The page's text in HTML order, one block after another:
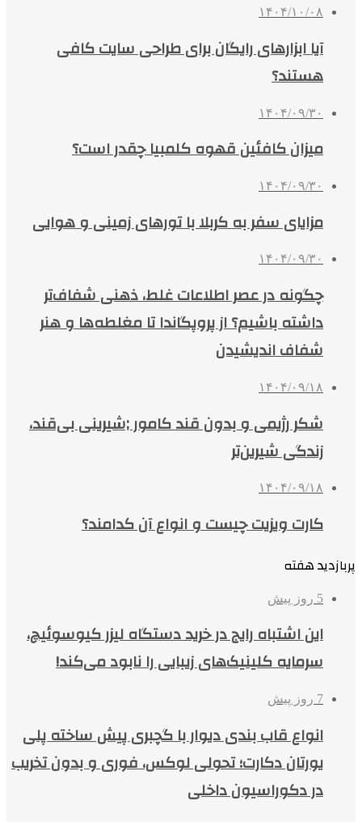
۱۴۰۴/۱۰/۰۸
آیا ابزارهای رایگان برای طراحی سایت کافی
هستند؟
۱۴۰۴/۰۹/۳۰
میزان کافئین قهوه کلمبیا چقدر است؟
۱۴۰۴/۰۹/۳۰
مزایای سفر به کربلا با تورهای زمینی و هوایی
۱۴۰۴/۰۹/۳۰
چگونه در عصر اطلاعات غلط، ذهنی شفاف‌تر
داشته باشیم؟ از پروپگاندا تا مغلطه‌ها و هنر
شفاف اندیشیدن
۱۴۰۴/۰۹/۱۸
شکر رژیمی و بدون قند کامور ;شیرینی بی‌قند،
زندگی شیرین‌تر
۱۴۰۴/۰۹/۱۸
کارت ویزیت چیست و انواع آن کدامند؟
پربازدید هفته
5 روز پیش
این اشتباه رایج در خرید دستگاه لیزر کیوسوئیچ،
سرمایه کلینیک‌های زیبایی را نابود می‌کند!
7 روز پیش
انواع قاب بندی دیوار با گچبری پیش ساخته پلی
یورتان دکارت؛ تحولی لوکس، فوری و بدون تخریب
در دکوراسیون داخلی